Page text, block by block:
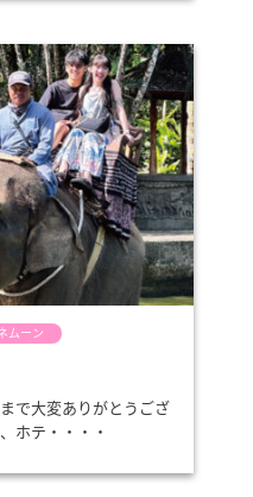
ムーン
で大変ありがとうござ
ホテ・・・・